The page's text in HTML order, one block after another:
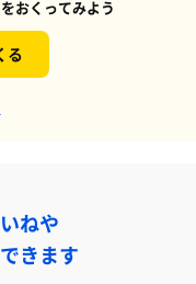
おくってみよう
る
ねや
きます